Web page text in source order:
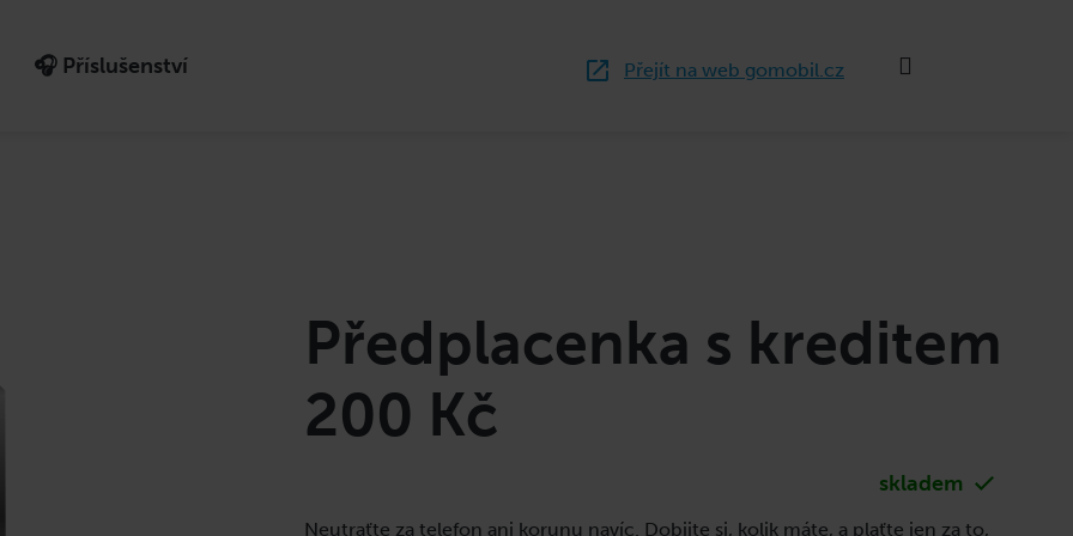
🎧 Příslušenství Přejít na web gomobil.cz
Předplacenka s kreditem
200 Kč
skladem
Neutraťte za telefon ani korunu navíc. Dobijte si, kolik máte, a plaťte jen za to,